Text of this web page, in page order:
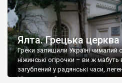
Ялта. Грецька
Греки залишили Україні чималий
ніжинські огірочки – ви ж мабуть
загублений у радянські часи,
Ніжин греки?